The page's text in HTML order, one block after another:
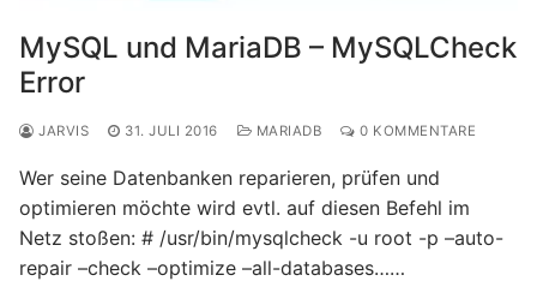
MySQL und MariaDB – MySQLCheck
Error
JARVIS 31. JULI 2016 MARIADB 0 KOMMENTARE
Wer seine Datenbanken reparieren, prüfen und
optimieren möchte wird evtl. auf diesen Befehl im
Netz stoßen: # /usr/bin/mysqlcheck -u root -p –auto-
repair –check –optimize –all-databases……